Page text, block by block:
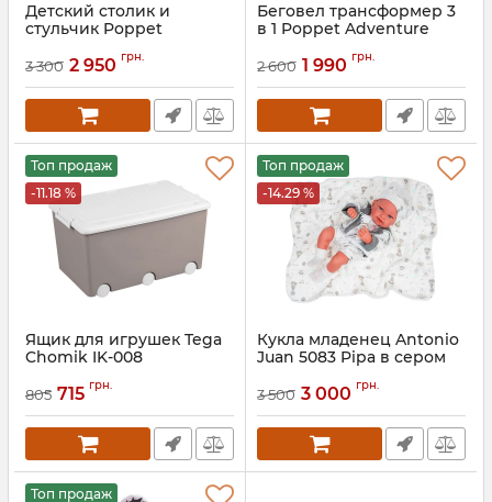
Детский столик и
стульчик Poppet
Артикул:PP-010CP
3 300 2 950 грн.
Беговел трансформер 3
в 1 Poppet Adventure
2 600 1 990 грн.
Топ продаж
-11.18 %
Ящик для игрушек Tega
Chomik IK-008
805 715 грн.
Топ продаж
-14.29 %
Кукла младенец Antonio
Juan 5083 Pipа в сером
3 500 3 000 грн.
Топ продаж